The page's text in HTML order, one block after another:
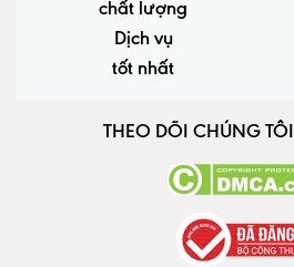
chất lượng
Dịch vụ
tốt nhất
THEO DÕI CHÚNG TÔI